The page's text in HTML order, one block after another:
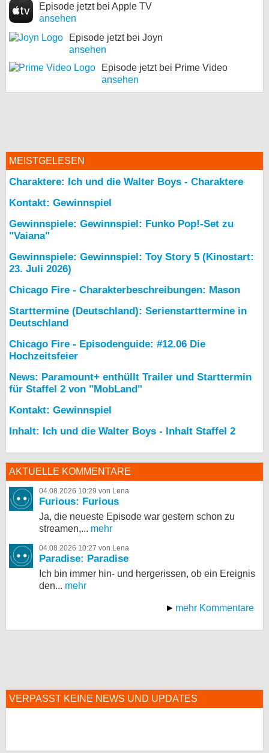
Episode jetzt bei Apple TV
ansehen
Episode jetzt bei Joyn
ansehen
Episode jetzt bei Prime Video
ansehen
MEISTGELESEN
Charaktere: Ich und die Walter Boys - Charaktere
Kontakt: Gewinnspiel
Gewinnspiele: Gewinnspiel: Funko Pop!-Set zu
"Vaiana"
Gewinnspiele: Gewinnspiel: Toy Story 5 (Kinostart:
23. Juli 2026)
Chicago Fire - Charakterbeschreibungen: Mason
Starttermine (Deutschland): Serienstarttermine in
Deutschland
Chicago Fire - Episodenguide: #12.06 Die
Hochzeitsfeier
News: Paramount+ enthüllt Trailer und Starttermin
für Staffel 2 von "MobLand"
Kontakt: Gewinnspiel
Inhalt: Ich und die Walter Boys - Inhalt Staffel 2
AKTUELLE KOMMENTARE
04.08.2026 10:29 von Lena
Furious: Furious
Ja, die neueste Episode war gestern schon zu
streamen,... mehr
04.08.2026 10:27 von Lena
Paradise: Paradise
Ich bin immer hin- und hergerissen, ob ein Ereignis
den... mehr
mehr Kommentare
VERPASST KEINE NEWS UND UPDATES